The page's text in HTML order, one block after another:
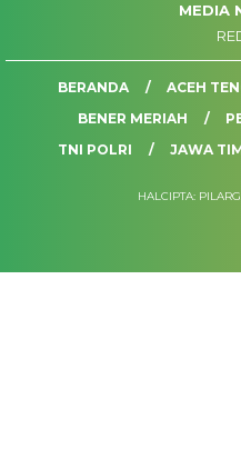
MEDIA
BERANDA ACEH
BENER MERIAH
TNI POLRI
JAWA
HALCIPTA: